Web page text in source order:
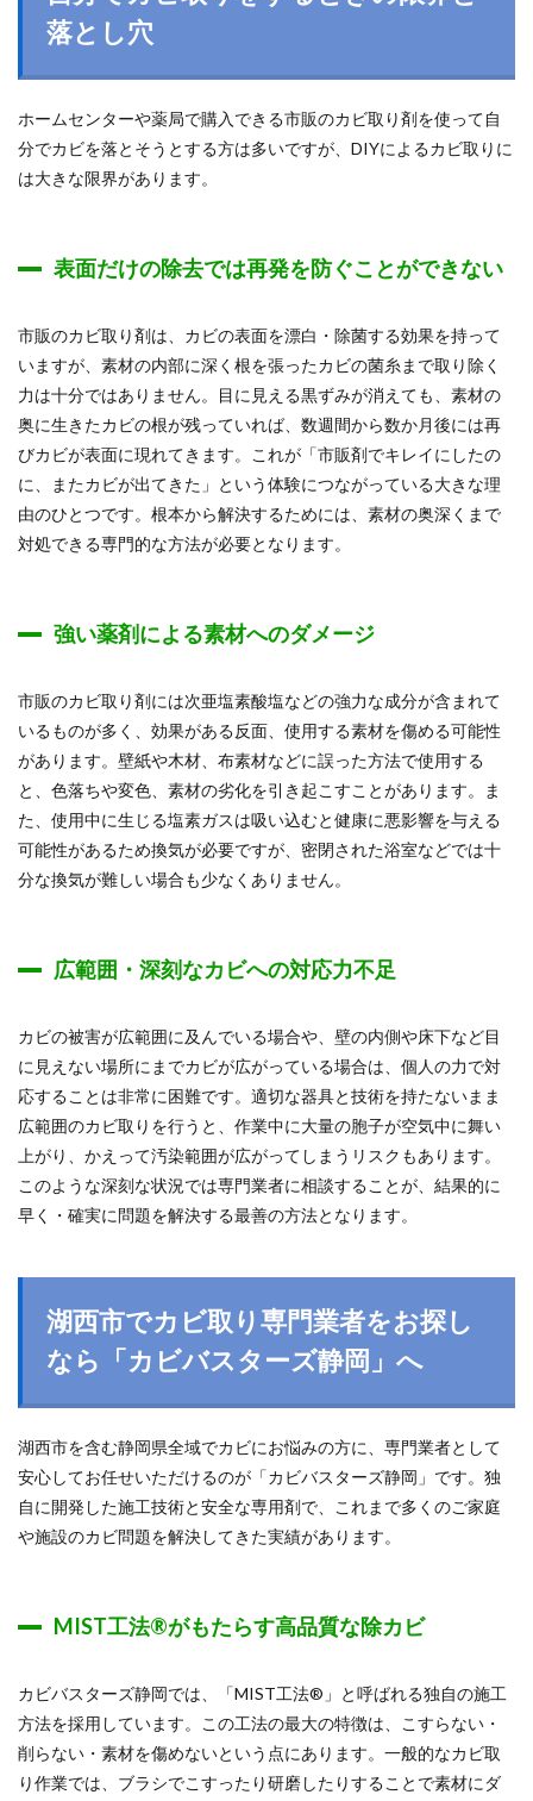
落とし穴
ホームセンターや薬局で購入できる市販のカビ取り剤を使って自
分でカビを落とそうとする方は多いですが、DIYによるカビ取りに
は大きな限界があります。
表面だけの除去では再発を防ぐことができない
市販のカビ取り剤は、カビの表面を漂白・除菌する効果を持って
いますが、素材の内部に深く根を張ったカビの菌糸まで取り除く
力は十分ではありません。目に見える黒ずみが消えても、素材の
奥に生きたカビの根が残っていれば、数週間から数か月後には再
びカビが表面に現れてきます。これが「市販剤でキレイにしたの
に、またカビが出てきた」という体験につながっている大きな理
由のひとつです。根本から解決するためには、素材の奥深くまで
対処できる専門的な方法が必要となります。
強い薬剤による素材へのダメージ
市販のカビ取り剤には次亜塩素酸塩などの強力な成分が含まれて
いるものが多く、効果がある反面、使用する素材を傷める可能性
があります。壁紙や木材、布素材などに誤った方法で使用する
と、色落ちや変色、素材の劣化を引き起こすことがあります。ま
た、使用中に生じる塩素ガスは吸い込むと健康に悪影響を与える
可能性があるため換気が必要ですが、密閉された浴室などでは十
分な換気が難しい場合も少なくありません。
広範囲・深刻なカビへの対応力不足
カビの被害が広範囲に及んでいる場合や、壁の内側や床下など目
に見えない場所にまでカビが広がっている場合は、個人の力で対
応することは非常に困難です。適切な器具と技術を持たないまま
広範囲のカビ取りを行うと、作業中に大量の胞子が空気中に舞い
上がり、かえって汚染範囲が広がってしまうリスクもあります。
このような深刻な状況では専門業者に相談することが、結果的に
早く・確実に問題を解決する最善の方法となります。
湖西市でカビ取り専門業者をお探し
なら「カビバスターズ静岡」へ
湖西市を含む静岡県全域でカビにお悩みの方に、専門業者として
安心してお任せいただけるのが「カビバスターズ静岡」です。独
自に開発した施工技術と安全な専用剤で、これまで多くのご家庭
や施設のカビ問題を解決してきた実績があります。
MIST工法®がもたらす高品質な除カビ
カビバスターズ静岡では、「MIST工法®」と呼ばれる独自の施工
方法を採用しています。この工法の最大の特徴は、こすらない・
削らない・素材を傷めないという点にあります。一般的なカビ取
り作業では、ブラシでこすったり研磨したりすることで素材にダ